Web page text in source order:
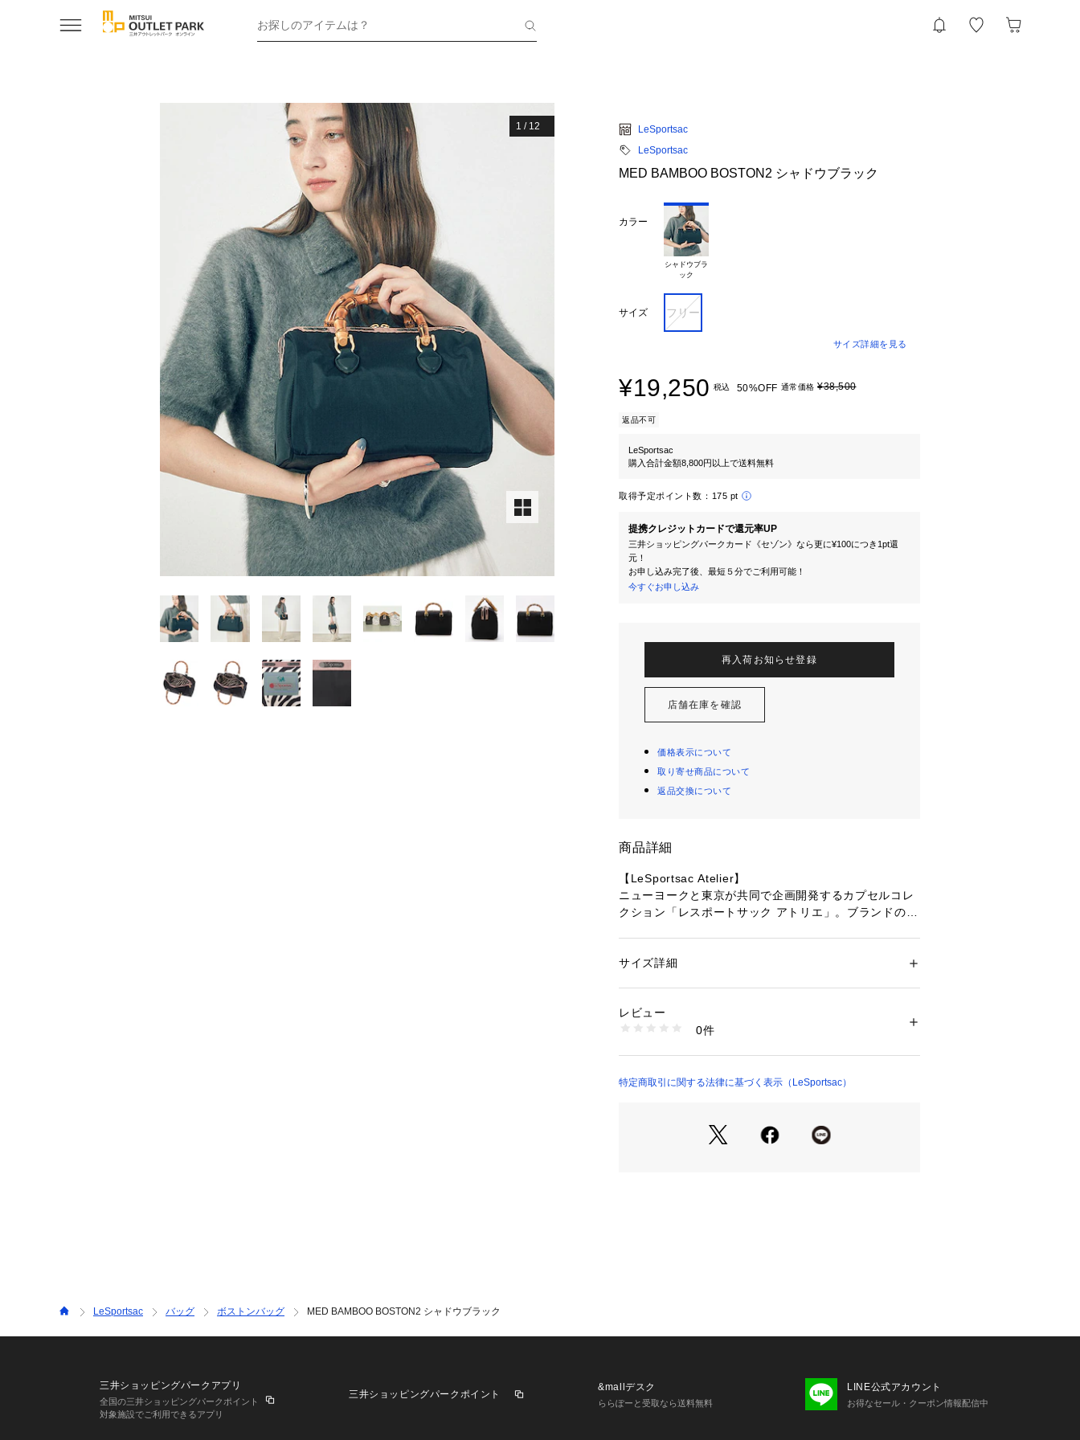
お探しのアイテムは？
1 / 12
LeSportsac
LeSportsac
MED BAMBOO BOSTON2 シャドウブラック
カラー
シャドウブラ
サイズ フリー
サイズ詳細を見る
¥19,250 税込 50%OFF 通常価格 ¥38,500
返品不可
LeSportsac
購入合計金額8,800円以上で送料無料
取得予定ポイント数： 175 pt
提携クレジットカードで還元率UP
三井ショッピングパークカード《セゾン》なら更に¥100につき1pt還
元！
お申し込み完了後、最短５分でご利用可能！
今すぐお申し込み
再入荷お知らせ登録
店舗在庫を確認
価格表示について
取り寄せ商品について
返品交換について
商品詳細
【LeSportsac Atelier】
ニューヨークと東京が共同で企画開発するカプセルコレ
クション「レスポートサック アトリエ」。ブランドのア
コレクションです。
無地のブラック（黒）に、ブラウン（茶）のロゴテープ
がアクセント。ちらっと見える裏地のゼブラ柄もポイン
【スタイル説明】
荷物を入れた際も、美しいフォルムをキープ。長財布や
500mlのペットボトルがゆったり入り、間口も広く荷物
メイン開閉部：ファスナー
こちらはレスポートサック公式ストアです。商品は全て
正規品です。
性別：レディース
商品番号：
1067HB87 （ショップ）
サイズ詳細
レビュー
0件
特定商取引に関する法律に基づく表示（LeSportsac）
LeSportsac バッグ ボストンバッグ MED BAMBOO BOSTON2 シャドウブラック
三井ショッピングパークアプリ
全国の三井ショッピングパークポイント
対象施設でご利用できるアプリ
三井ショッピングパークポイント
&mallデスク
ららぽーと受取なら送料無料
LINE公式アカウント
お得なセール・クーポン情報配信中